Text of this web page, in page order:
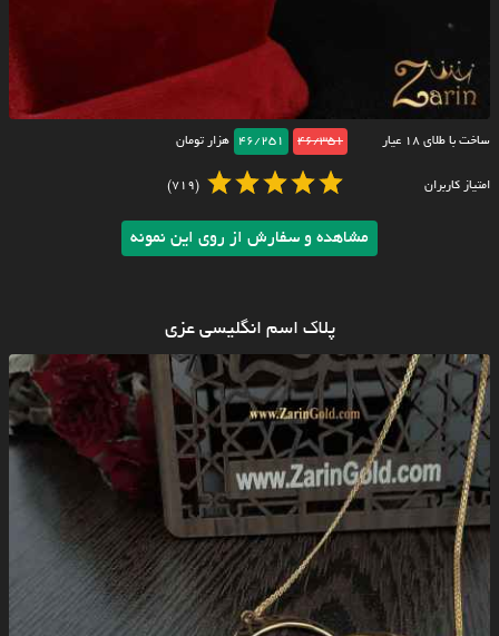
ساخت با طلای ۱۸ عیار 46/351
46/251 هزار تومان
امتیاز کاربران (719)
مشاهده و سفارش از روی این نمونه
پلاک اسم انگلیسی عزی